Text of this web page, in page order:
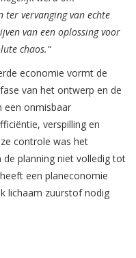
vervanging van echte
van een oplossing voor
chaos."
economie vormt de
van het ontwerp en de
een onmisbaar
verspilling en
controle was het
planning niet volledig tot
een planeconomie
lichaam zuurstof nodig